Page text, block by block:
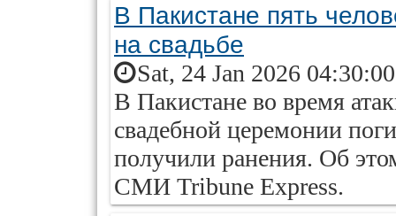
В Пакистане пять
на свадьбе
Sat, 24 Jan 2026
В Пакистане во время
свадебной церемонии
получили ранения. Об
СМИ Tribune Express.